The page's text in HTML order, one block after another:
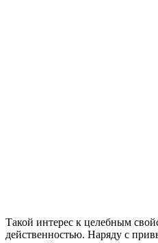
Такой интерес к целебным
действенностью. Наряду с